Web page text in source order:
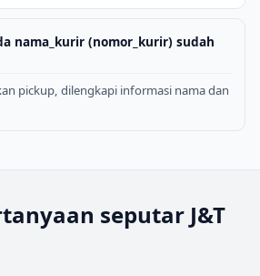
nama_kurir (nomor_kurir) sudah
pickup, dilengkapi informasi nama dan
seputar J&T